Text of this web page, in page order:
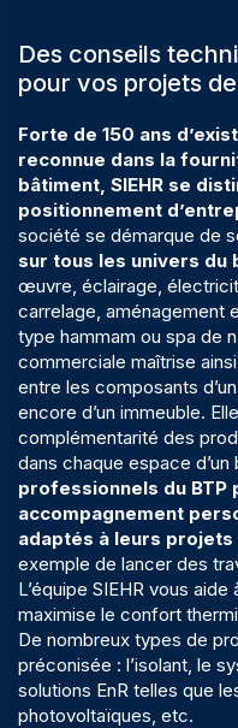
Des conseils
pour vos projets
Forte de 150 ans
reconnue dans la
bâtiment, SIEHR se
positionnement d’
société se démarque de
sur tous les univers du
œuvre éclairage
carrelage aménagement
type hammam ou spa de
commerciale maîtrise
entre les composants
encore d’un immeuble.
complémentarité des
dans chaque espace d’un
professionnels du BTP
accompagnement
adaptés à leurs
exemple de lancer des
L’équipe SIEHR vous
maximise le confort
De nombreux types de
préconisée : l’isolant, le
solutions EnR telles que
photovoltaïques , etc.